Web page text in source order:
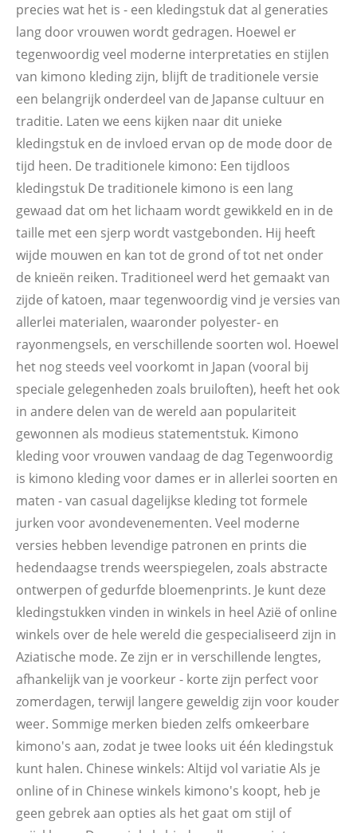
precies wat het is - een kledingstuk dat al generaties
lang door vrouwen wordt gedragen. Hoewel er
tegenwoordig veel moderne interpretaties en stijlen
van kimono kleding zijn, blijft de traditionele versie
een belangrijk onderdeel van de Japanse cultuur en
traditie. Laten we eens kijken naar dit unieke
kledingstuk en de invloed ervan op de mode door de
tijd heen. De traditionele kimono: Een tijdloos
kledingstuk De traditionele kimono is een lang
gewaad dat om het lichaam wordt gewikkeld en in de
taille met een sjerp wordt vastgebonden. Hij heeft
wijde mouwen en kan tot de grond of tot net onder
de knieën reiken. Traditioneel werd het gemaakt van
zijde of katoen, maar tegenwoordig vind je versies van
allerlei materialen, waaronder polyester- en
rayonmengsels, en verschillende soorten wol. Hoewel
het nog steeds veel voorkomt in Japan (vooral bij
speciale gelegenheden zoals bruiloften), heeft het ook
in andere delen van de wereld aan populariteit
gewonnen als modieus statementstuk. Kimono
kleding voor vrouwen vandaag de dag Tegenwoordig
is kimono kleding voor dames er in allerlei soorten en
maten - van casual dagelijkse kleding tot formele
jurken voor avondevenementen. Veel moderne
versies hebben levendige patronen en prints die
hedendaagse trends weerspiegelen, zoals abstracte
ontwerpen of gedurfde bloemenprints. Je kunt deze
kledingstukken vinden in winkels in heel Azië of online
winkels over de hele wereld die gespecialiseerd zijn in
Aziatische mode. Ze zijn er in verschillende lengtes,
afhankelijk van je voorkeur - korte zijn perfect voor
zomerdagen, terwijl langere geweldig zijn voor kouder
weer. Sommige merken bieden zelfs omkeerbare
kimono's aan, zodat je twee looks uit één kledingstuk
kunt halen. Chinese winkels: Altijd vol variatie Als je
online of in Chinese winkels kimono's koopt, heb je
geen gebrek aan opties als het gaat om stijl of